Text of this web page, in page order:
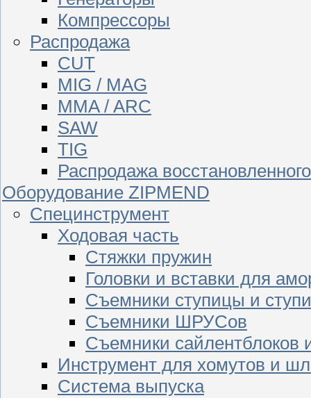
Компрессоры
Распродажа
CUT
MIG / MAG
MMA / ARC
SAW
TIG
Распродажа
Оборудование ZIPMEND
Специнструмент
Ходовая часть
Стяжки пружин
Головки и вставки для
Съемники ступицы и
Съемники ШРУСов
Съемники сайлентблоков
Инструмент для хомутов и
Система выпуска